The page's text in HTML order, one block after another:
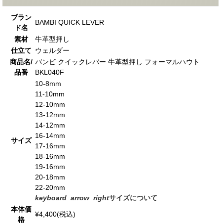
ブラン
ド名
BAMBI QUICK LEVER
素材
牛革型押し
仕立て ウェルダー
商品名/
品番
バンビ クイックレバー 牛革型押し フォーマルハウト
BKL040F
サイズ
10-8mm
11-10mm
12-10mm
13-12mm
14-12mm
16-14mm
17-16mm
18-16mm
19-16mm
20-18mm
22-20mm
keyboard_arrow_rightサイズについて
本体価
格
¥4,400(税込)